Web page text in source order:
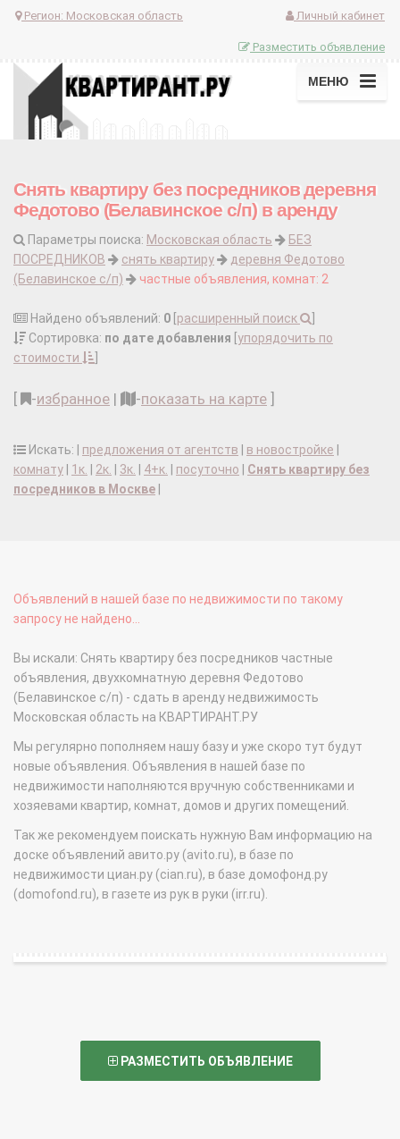
Регион: Московская область Личный кабинет
Разместить объявление
МЕНЮ
Снять квартиру без посредников деревня
Федотово (Белавинское с/п) в аренду
Параметры поиска: Московская область
БЕЗ
ПОСРЕДНИКОВ
снять квартиру
деревня Федотово
(Белавинское с/п)
частные объявления, комнат: 2
Найдено объявлений: 0 расширенный поиск
Сортировка: по дате добавления упорядочить по
стоимости
-избранное | -показать на карте
Искать: | предложения от агентств в новостройке
комнату
1к. 2к. 3к. 4+к. посуточно
Снять квартиру без
посредников в Москве
Объявлений в нашей базе по недвижимости по такому
запросу не найдено...
Вы искали: Снять квартиру без посредников частные
объявления, двухкомнатную деревня Федотово
(Белавинское с/п) - сдать в аренду недвижимость
Московская область на КВАРТИРАНТ.РУ
Мы регулярно пополняем нашу базу и уже скоро тут будут
новые объявления. Объявления в нашей базе по
недвижимости наполняются вручную собственниками и
хозяевами квартир, комнат, домов и других помещений.
Так же рекомендуем поискать нужную Вам информацию на
доске объявлений авито.ру (avito.ru), в базе по
недвижимости циан.ру (cian.ru), в базе домофонд.ру
(domofond.ru), в газете из рук в руки (irr.ru).
РАЗМЕСТИТЬ ОБЪЯВЛЕНИЕ